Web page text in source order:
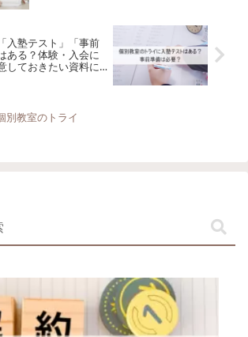
入塾テスト」「事前
ある？体験・入会に
しておきたい資料に
別教室のトライ